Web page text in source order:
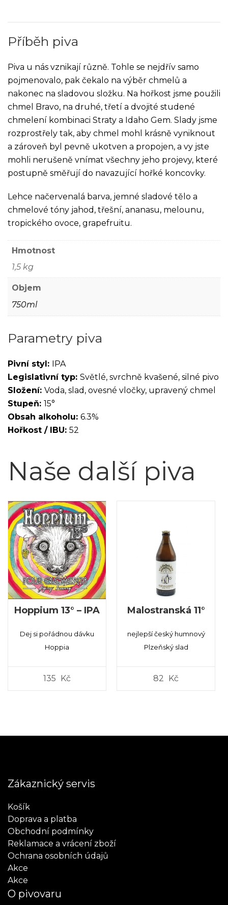
Příběh piva
Piva u nás vznikají různě. Tohle se nejdřív samo
pojmenovalo, pak čekalo na výběr chmelů a
nakonec na sladovou složku. Na hořkost jsme použili
chmel Bravo, na druhé, třetí a dvojité studené
chmelení kombinaci Straty a Idaho Gem. Slady jsme
rozprostřely tak, aby chmel mohl krásně vyniknout
a zároveň byl pevně ukotven a propojen, a vy jste
mohli nerušeně vnímat všechny jeho projevy, které
postupně směřují do navazující hořké koncovky.
Lehce načervenalá barva, jemné sladové tělo a
chmelové tóny jahod, třešní, ananasu, melounu,
tropického ovoce, grapefruitu.
Hmotnost
1,5 kg
Objem
750ml
Parametry piva
Pivní styl: IPA
Legislativní typ: Světlé, svrchně kvašené, silné pivo
Složení: Voda, slad, ovesné vločky, upravený chmel
Stupeň: 15°
Obsah alkoholu: 6.3%
Hořkost / IBU: 52
Naše další piva
Hoppium 13° – IPA
Dej si pořádnou dávku
Hoppia
135 Kč
Malostranská 11°
nejlepší český humnový
Plzeňský slad
82 Kč
Zákaznický servis
Košík
Doprava a platba
Obchodní podmínky
Reklamace a vrácení zboží
Ochrana osobních údajů
Akce
Akce
O pivovaru